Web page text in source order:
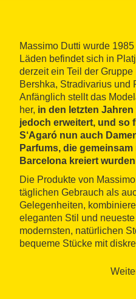
Massimo Dutti wurde
Läden befindet sich in
derzeit ein Teil der
Bershka, Stradivarius und
Anfänglich stellt das
her, in den letzten
jedoch erweitert, und so
S‘Agaró nun auch
Parfums, die
Barcelona kreiert wurden
Die Produkte von
täglichen Gebrauch als
Gelegenheiten,
eleganten Stil und
modernsten, natürlichen
bequeme Stücke mit
Materialien richtet sich